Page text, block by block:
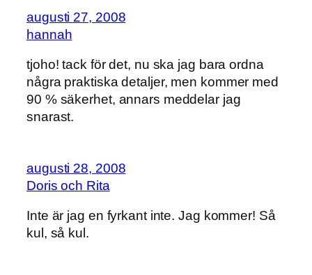
augusti 27, 2008
hannah
tjoho! tack för det, nu ska jag bara ordna
några praktiska detaljer, men kommer med
90 % säkerhet, annars meddelar jag
snarast.
augusti 28, 2008
Doris och Rita
Inte är jag en fyrkant inte. Jag kommer! Så
kul, så kul.